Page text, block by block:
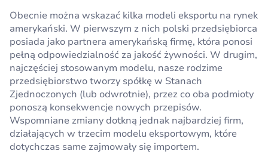
Obecnie można wskazać kilka modeli eksportu na rynek
amerykański. W pierwszym z nich polski przedsiębiorca
posiada jako partnera amerykańską firmę, która ponosi
pełną odpowiedzialność za jakość żywności. W drugim,
najczęściej stosowanym modelu, nasze rodzime
przedsiębiorstwo tworzy spółkę w Stanach
Zjednoczonych (lub odwrotnie), przez co oba podmioty
ponoszą konsekwencje nowych przepisów.
Wspomniane zmiany dotkną jednak najbardziej firm,
działających w trzecim modelu eksportowym, które
dotychczas same zajmowały się importem.